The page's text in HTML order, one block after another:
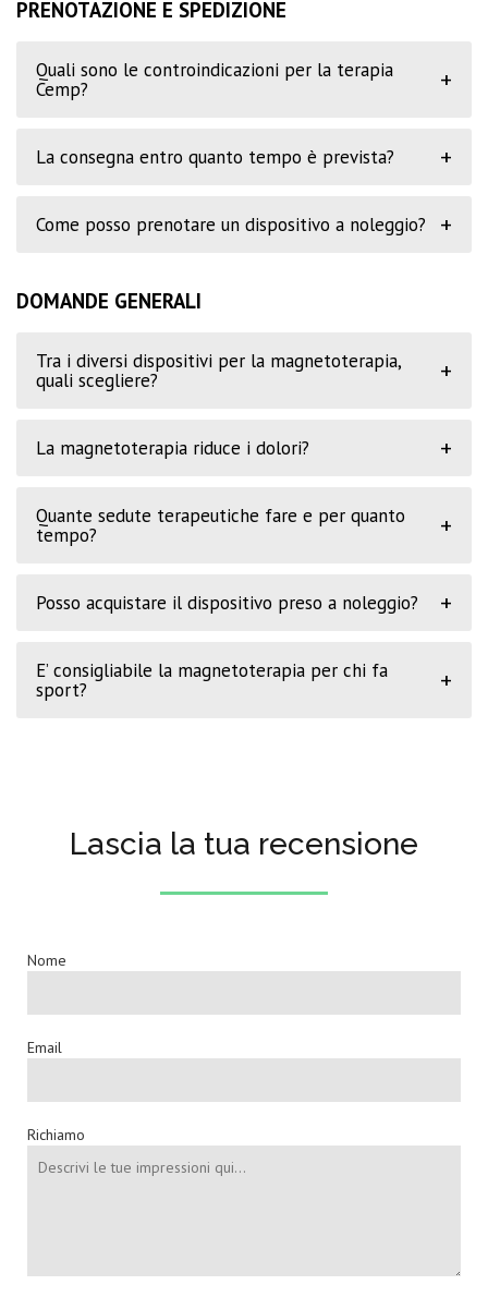
PRENOTAZIONE E SPEDIZIONE
Quali sono le controindicazioni per la terapia
Cemp?
+
La consegna entro quanto tempo è prevista? +
Come posso prenotare un dispositivo a noleggio? +
DOMANDE GENERALI
Tra i diversi dispositivi per la magnetoterapia,
quali scegliere?
+
La magnetoterapia riduce i dolori? +
Quante sedute terapeutiche fare e per quanto
tempo?
+
Posso acquistare il dispositivo preso a noleggio? +
E’ consigliabile la magnetoterapia per chi fa
sport?
+
Lascia la tua recensione
Nome
Email
Richiamo